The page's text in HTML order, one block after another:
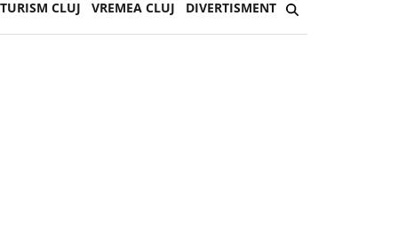
TURISM CLUJ VREMEA CLUJ DIVERTISMENT